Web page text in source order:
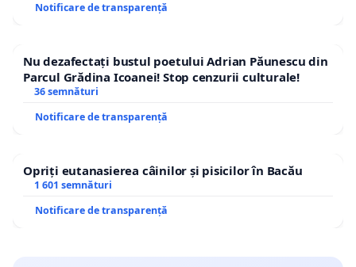
Notificare de transparență
Nu dezafectați bustul poetului Adrian Păunescu din
Parcul Grădina Icoanei! Stop cenzurii culturale!
36 semnături
Notificare de transparență
Opriți eutanasierea câinilor și pisicilor în Bacău
1 601 semnături
Notificare de transparență